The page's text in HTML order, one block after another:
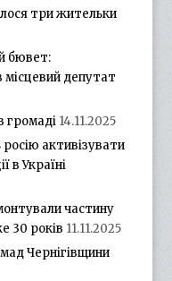
три жительки
бювет:
депутат
громаді 14.11.2025
активізувати
в Україні
частину
30 років 11.11.2025
Чернігівщини